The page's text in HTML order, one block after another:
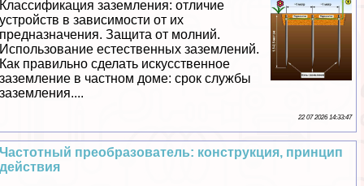
Классификация заземления: отличие
устройств в зависимости от их
предназначения. Защита от молний.
Использование естественных заземлений.
Как правильно сделать искусственное
заземление в частном доме: срок службы
заземления....
22 07 2026 14:33:47
Частотный преобразователь: конструкция, принцип
действия